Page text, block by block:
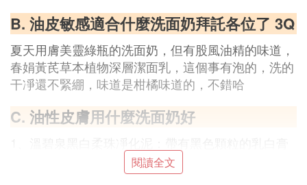
B. 油皮敏感適合什麼洗面奶拜託各位了 3Q
夏天用膚美靈綠瓶的洗面奶，但有股風油精的味道，
春娟黃芪草本植物深層潔面乳，這個事有泡的，洗的
干凈還不緊綳，味道是柑橘味道的，不錯哈
C. 油性皮膚用什麼洗面奶好
體，揉搓後黑色柔珠會消失，豐富而細膩的泡沫能帶
走多餘的油脂及黑頭，去除老廢角質，清潔肌膚，洗
閱讀全文